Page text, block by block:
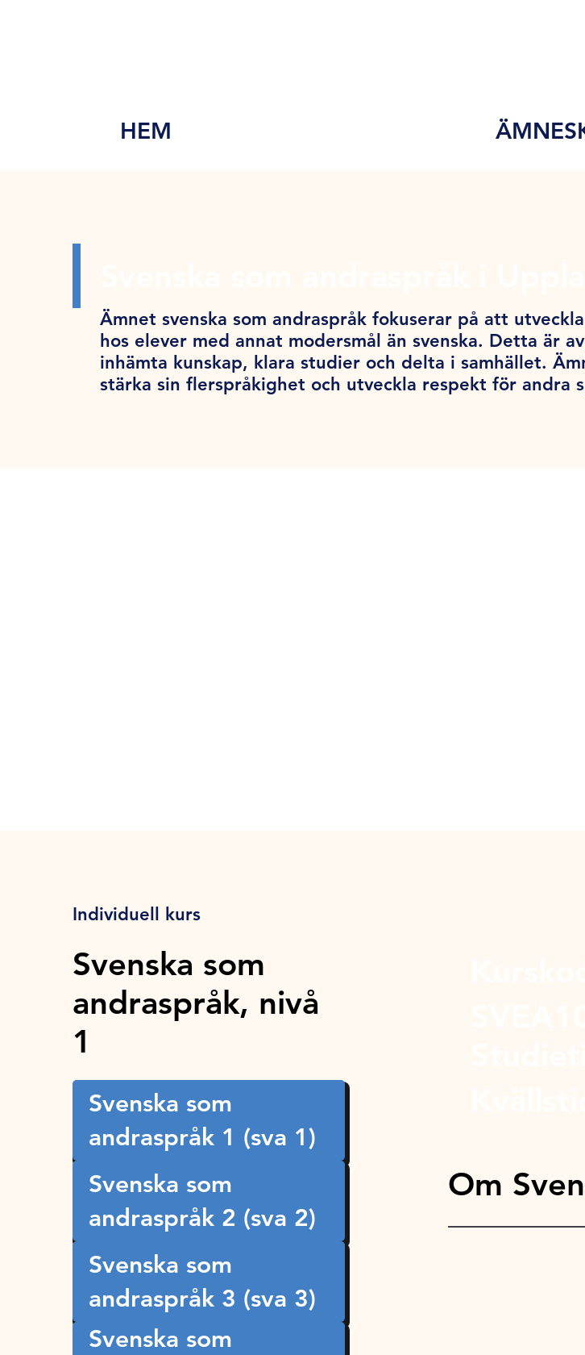
HEM
Ämnet svenska som andraspråk fokuserar på att
hos elever med annat modersmål än svenska. Detta är
inhämta kunskap, klara studier och delta i samhället.
stärka sin flerspråkighet och utveckla respekt för andra
Individuell kurs
Svenska som
andraspråk, nivå
1
Svenska som
andraspråk 1 (sva 1)
Svenska som
andraspråk 2 (sva 2)
Svenska som
andraspråk 3 (sva 3)
Svenska som
Om